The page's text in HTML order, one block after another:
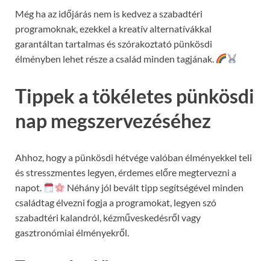
Még ha az időjárás nem is kedvez a szabadtéri
programoknak, ezekkel a kreatív alternatívákkal
garantáltan tartalmas és szórakoztató pünkösdi
élményben lehet része a család minden tagjának.
Tippek a tökéletes pünkösdi
nap megszervezéséhez
Ahhoz, hogy a pünkösdi hétvége valóban élményekkel teli
és stresszmentes legyen, érdemes előre megtervezni a
napot.
Néhány jól bevált tipp segítségével minden
családtag élvezni fogja a programokat, legyen szó
szabadtéri kalandról, kézműveskedésről vagy
gasztronómiai élményekről.